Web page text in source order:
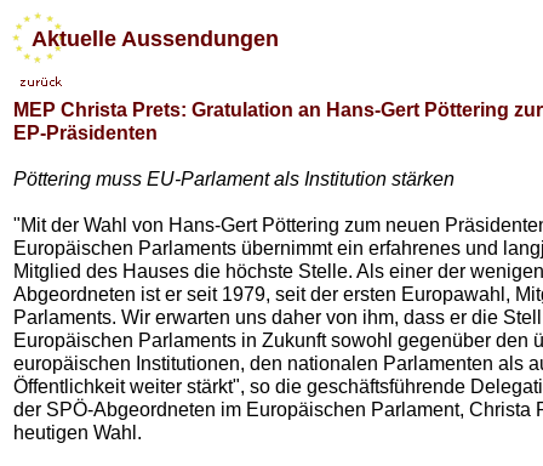
Aktuelle Aussendungen
MEP Christa Prets: Gratulation an Hans-Gert Pöttering
EP-Präsidenten
Pöttering muss EU-Parlament als Institution stärken
"Mit der Wahl von Hans-Gert Pöttering zum neuen
Europäischen Parlaments übernimmt ein erfahrenes und
Mitglied des Hauses die höchste Stelle. Als einer der wenigen
Abgeordneten ist er seit 1979, seit der ersten Europawahl,
Parlaments. Wir erwarten uns daher von ihm, dass er die
Europäischen Parlaments in Zukunft sowohl gegenüber den
europäischen Institutionen, den nationalen Parlamenten als
Öffentlichkeit weiter stärkt", so die geschäftsführende
der SPÖ-Abgeordneten im Europäischen Parlament, Christa
heutigen Wahl.